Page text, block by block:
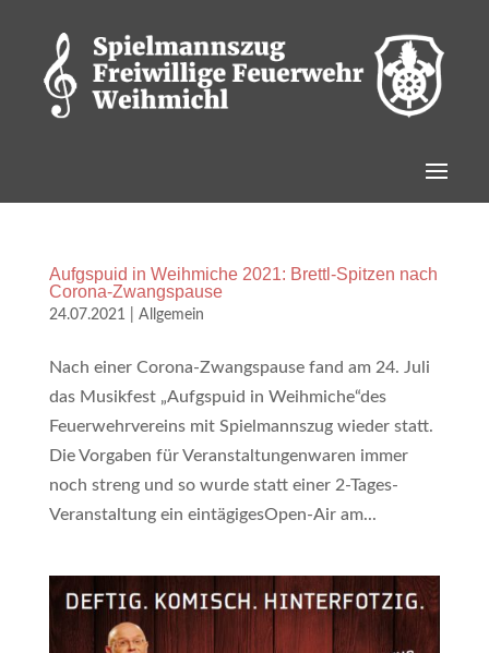
Aufgspuid in Weihmiche 2021: Brettl-Spitzen nach
Corona-Zwangspause
24.07.2021 Allgemein
Nach einer Corona-Zwangspause fand am 24. Juli
das Musikfest „Aufgspuid in Weihmiche“des
Feuerwehrvereins mit Spielmannszug wieder statt.
Die Vorgaben für Veranstaltungenwaren immer
noch streng und so wurde statt einer 2-Tages-
Veranstaltung ein eintägigesOpen-Air am...